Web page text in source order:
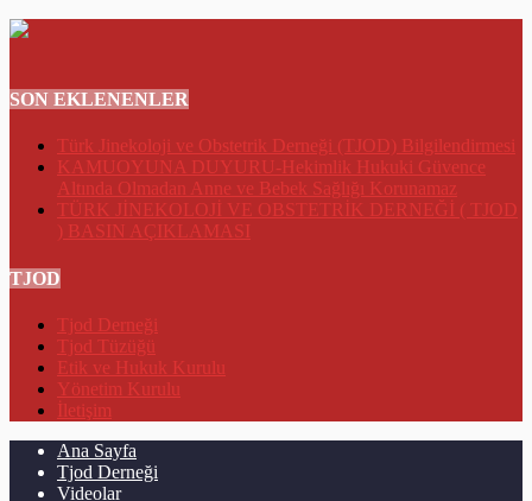
SON EKLENENLER
Türk Jinekoloji ve Obstetrik Derneği (TJOD) Bilgilendirmesi
KAMUOYUNA DUYURU-Hekimlik Hukuki Güvence
Altında Olmadan Anne ve Bebek Sağlığı Korunamaz
TÜRK JİNEKOLOJİ VE OBSTETRİK DERNEĞİ ( TJOD
) BASIN AÇIKLAMASI
TJOD
Tjod Derneği
Tjod Tüzüğü
Etik ve Hukuk Kurulu
Yönetim Kurulu
İletişim
Ana Sayfa
Tjod Derneği
Videolar